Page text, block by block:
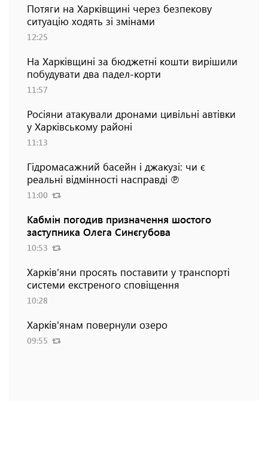
Потяги на Харківщині через безпекову
ситуацію ходять зі змінами
12:25
На Харківщині за бюджетні кошти вирішили
побудувати два падел-корти
11:57
Росіяни атакували дронами цивільні автівки
у Харківському районі
11:13
Гідромасажний басейн і джакузі: чи є
реальні відмінності насправді ℗
11:00
Кабмін погодив призначення шостого
заступника Олега Синєгубова
10:53
Харків'яни просять поставити у транспорті
системи екстреного сповіщення
10:28
Харків'янам повернули озеро
09:55